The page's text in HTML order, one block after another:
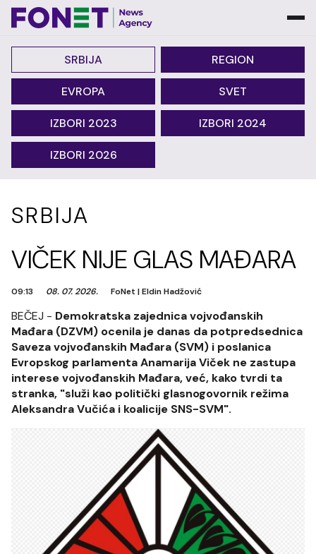
SRBIJA REGION
EVROPA SVET
IZBORI 2023 IZBORI 2024
IZBORI 2026
SRBIJA
VIČEK NIJE GLAS MAĐARA
09:13 08. 07. 2026. FoNet |Eldin Hadžović
BEČEJ - Demokratska zajednica vojvođanskih
Mađara (DZVM) ocenila je danas da potpredsednica
Saveza vojvođanskih Mađara (SVM) i poslanica
Evropskog parlamenta Anamarija Viček ne zastupa
interese vojvođanskih Mađara, već, kako tvrdi ta
stranka, "služi kao politički glasnogovornik režima
Aleksandra Vučića i koalicije SNS-SVM".